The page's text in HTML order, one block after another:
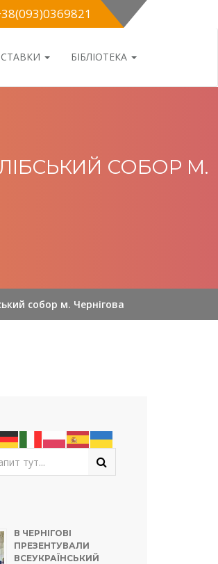
БІБЛІОТЕКА
СОБОР М.
собор м. Чернігова
В ЧЕРНІГОВІ
ПРЕЗЕНТУВАЛИ
ВСЕУКРАЇНСЬКИЙ